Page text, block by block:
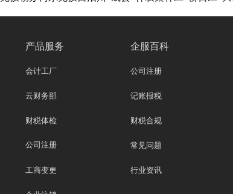
产品服务
会计工厂
云财务部
财税体检
公司注册
工商变更
企服百科
公司注册
记账报税
财税合规
常见问题
行业资讯